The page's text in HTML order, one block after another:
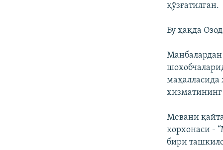
қўзғатилган.
Бу ҳақда
Манбалардан
хизматининг
Мевани
корхонаси -
бири